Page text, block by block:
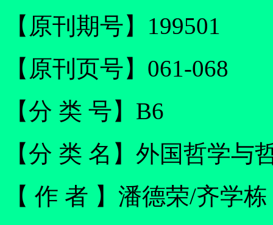
【原刊期号】199501
【原刊页号】061-068
【分 类 号】B6
【分 类 名】外国哲学与
【 作 者 】潘德荣/齐学栋